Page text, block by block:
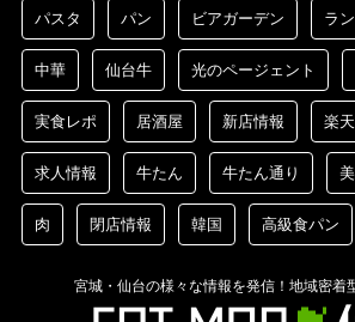
パスタ パン ビアガーデン ラ
中華 仙台牛 光のページェント
実食レポ 居酒屋 新店情報 楽
求人情報 牛たん 牛たん通り
肉 閉店情報 韓国 高級食パン
宮城・仙台の様々な情報を発信！地域密着